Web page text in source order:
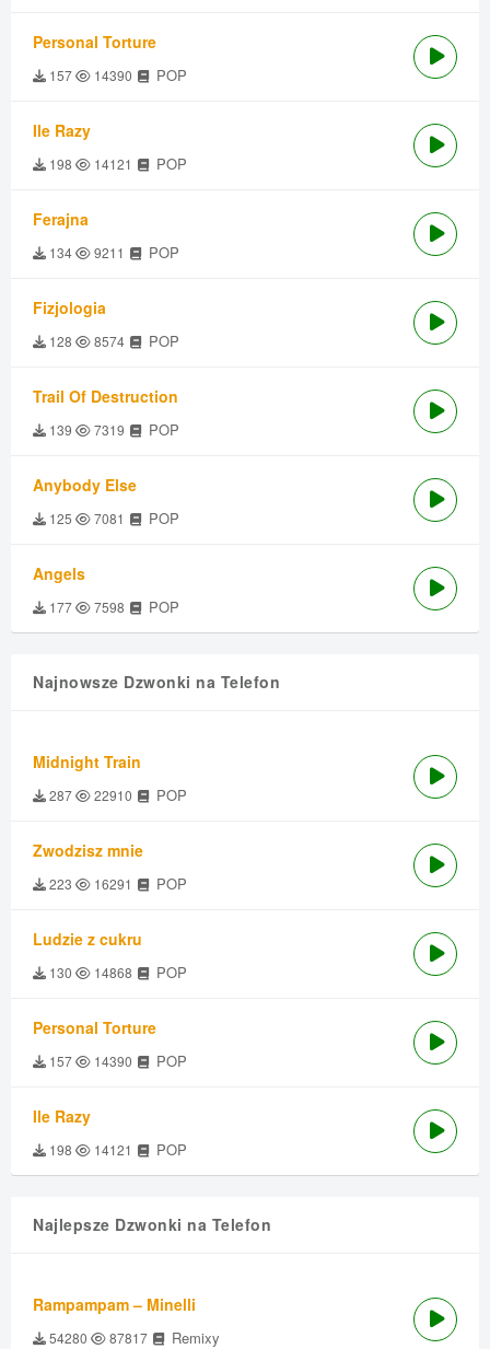
Personal Torture
157 14390 POP
Ile Razy
198 14121 POP
Ferajna
134 9211 POP
Fizjologia
128 8574 POP
Trail Of Destruction
139 7319 POP
Anybody Else
125 7081 POP
Angels
177 7598 POP
Najnowsze Dzwonki na Telefon
Midnight Train
287 22910 POP
Zwodzisz mnie
223 16291 POP
Ludzie z cukru
130 14868 POP
Personal Torture
157 14390 POP
Ile Razy
198 14121 POP
Najlepsze Dzwonki na Telefon
Rampampam – Minelli
54280 87817 Remixy